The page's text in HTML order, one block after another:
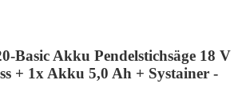
Basic Akku Pendelstichsäge 18 V
+ 1x Akku 5,0 Ah + Systainer -